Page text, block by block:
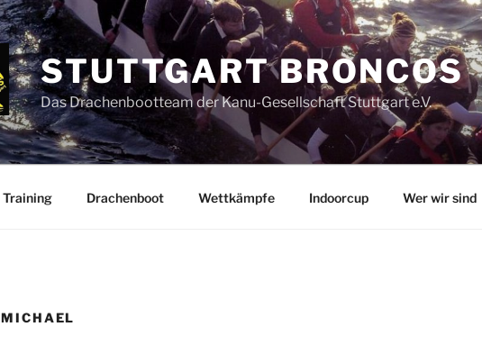
STUTTGART BRONCOS
Das Drachenbootteam der Kanu-Gesellschaft Stuttgart e.V.
Training Drachenboot Wettkämpfe Indoorcup Wer wir sind
MICHAEL